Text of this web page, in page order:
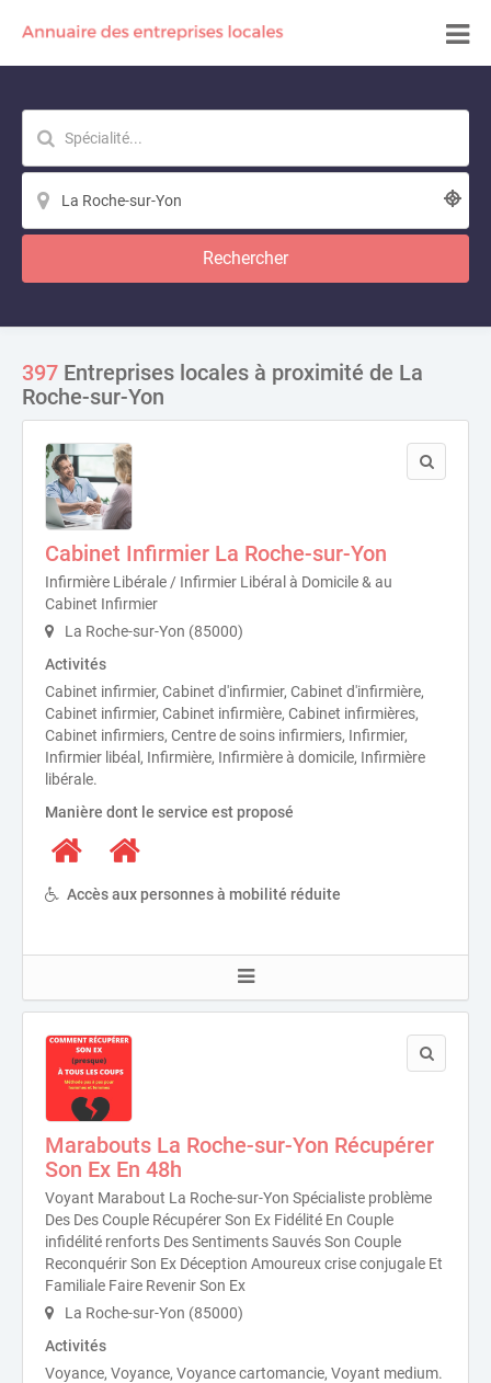
Rechercher
397 Entreprises locales à proximité de La
Roche-sur-Yon
Cabinet Infirmier La Roche-sur-Yon
Infirmière Libérale / Infirmier Libéral à Domicile & au
Cabinet Infirmier
La Roche-sur-Yon (85000)
Activités
Cabinet infirmier, Cabinet d'infirmier, Cabinet d'infirmière,
Cabinet infirmier, Cabinet infirmière, Cabinet infirmières,
Cabinet infirmiers, Centre de soins infirmiers, Infirmier,
Infirmier libéal, Infirmière, Infirmière à domicile, Infirmière
libérale.
Manière dont le service est proposé
Accès aux personnes à mobilité réduite
Marabouts La Roche-sur-Yon Récupérer
Son Ex En 48h
Voyant Marabout La Roche-sur-Yon Spécialiste problème
Des Des Couple Récupérer Son Ex Fidélité En Couple
infidélité renforts Des Sentiments Sauvés Son Couple
Reconquérir Son Ex Déception Amoureux crise conjugale Et
Familiale Faire Revenir Son Ex
La Roche-sur-Yon (85000)
Activités
Voyance, Voyance, Voyance cartomancie, Voyant medium.